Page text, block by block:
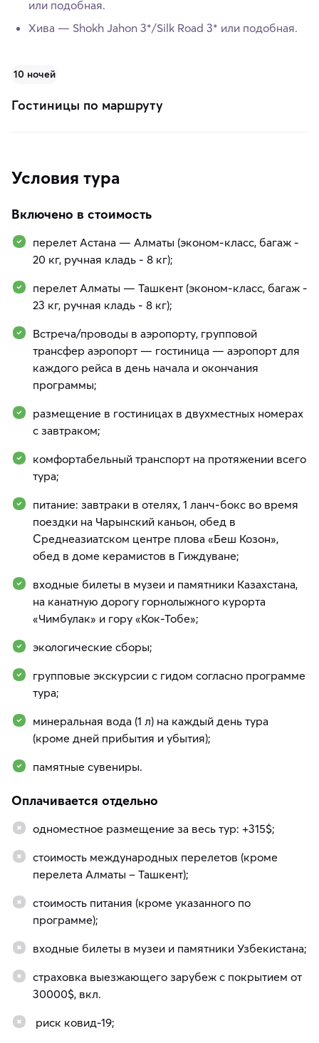
или подобная.
Хива — Shokh Jahon 3*/Silk Road 3* или подобная.
10 ночей
Гостиницы по маршруту
Условия тура
Включено в стоимость
перелет Астана — Алматы (эконом-класс, багаж -
20 кг, ручная кладь - 8 кг);
перелет Алматы — Ташкент (эконом-класс, багаж -
23 кг, ручная кладь - 8 кг);
Встреча/проводы в аэропорту, групповой
трансфер аэропорт — гостиница — аэропорт для
каждого рейса в день начала и окончания
программы;
размещение в гостиницах в двухместных номерах
с завтраком;
комфортабельный транспорт на протяжении всего
тура;
питание: завтраки в отелях, 1 ланч-бокс во время
поездки на Чарынский каньон, обед в
Среднеазиатском центре плова «Беш Козон»,
обед в доме керамистов в Гиждуване;
входные билеты в музеи и памятники Казахстана,
на канатную дорогу горнолыжного курорта
«Чимбулак» и гору «Кок-Тобе»;
экологические сборы;
групповые экскурсии с гидом согласно программе
тура;
минеральная вода (1 л) на каждый день тура
(кроме дней прибытия и убытия);
памятные сувениры.
Оплачивается отдельно
одноместное размещение за весь тур: +315$;
стоимость международных перелетов (кроме
перелета Алматы – Ташкент);
стоимость питания (кроме указанного по
программе);
входные билеты в музеи и памятники Узбекистана;
страховка выезжающего зарубеж с покрытием от
30000$, вкл.
риск ковид-19;